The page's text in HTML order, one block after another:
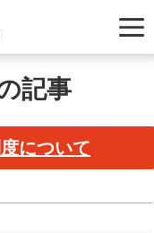
記事
について